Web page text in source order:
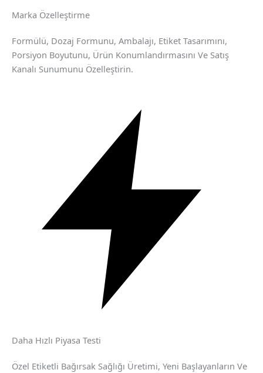
Marka Özelleştirme
Formülü, Dozaj Formunu, Ambalajı, Etiket Tasarımını,
Porsiyon Boyutunu, Ürün Konumlandırmasını Ve Satış
Kanalı Sunumunu Özelleştirin.
Daha Hızlı Piyasa Testi
Özel Etiketli Bağırsak Sağlığı Üretimi, Yeni Başlayanların Ve